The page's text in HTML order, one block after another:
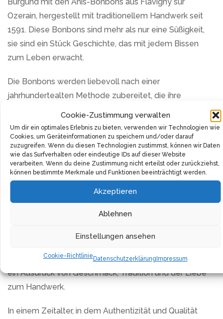
Cookie-Zustimmung verwalten
Um dir ein optimales Erlebnis zu bieten, verwenden wir Technologien wie
Cookies, um Geräteinformationen zu speichern und/oder darauf
zuzugreifen. Wenn du diesen Technologien zustimmst, können wir Daten
wie das Surfverhalten oder eindeutige IDs auf dieser Website
verarbeiten. Wenn du deine Zustimmung nicht erteilst oder zurückziehst,
können bestimmte Merkmale und Funktionen beeinträchtigt werden.
Akzeptieren
Ablehnen
Einstellungen ansehen
Cookie-RichtlinieDatenschutzerklärungImpressum
Ozerain, hergestellt mit traditionellem Handwerk seit
1591. Diese Bonbons sind mehr als nur eine Süßigkeit,
sie sind ein Stück Geschichte, das mit jedem Bissen
zum Leben erwacht.
Die Bonbons werden liebevoll nach einer
jahrhundertealten Methode zubereitet, die ihre
Rohrzucker, der das Bio-Zertifikat von Ecocert trägt,
verspricht dieses Produkt nicht nur Genuss, sondern
auch Qualität. Der subtile, doch markante Anisduft
macht diese Bonbons zu einem exquisiten
Geschmackserlebnis.
Ob du einen besonderen Moment für dich allein
genießen oder Freude verschenken möchtest, der 1 kg
Beutel bietet ausreichend Gelegenheit, diesen
Diese Bonbons sind mehr als nur Naschereien; sie sind
ein Ausdruck von Geschmack, Tradition und der Liebe
zum Handwerk.
In einem Zeitalter, in dem Authentizität und Qualität